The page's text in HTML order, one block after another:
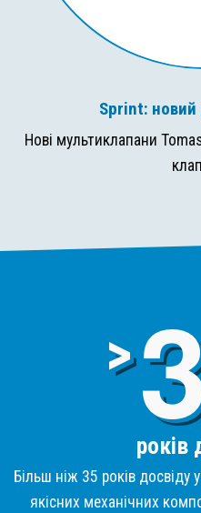
Sprint: новий
Нові мультиклапани
>
років
Більш ніж 35 років досвіду
якісних механічних